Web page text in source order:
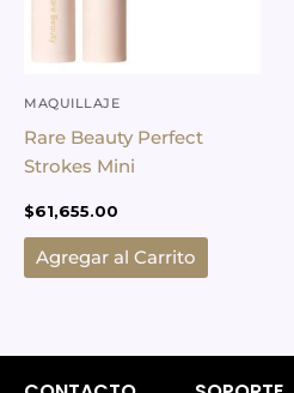
MAQUILLAJE
Rare Beauty Perfect
Strokes Mini
$61,655.00
Agregar al Carrito